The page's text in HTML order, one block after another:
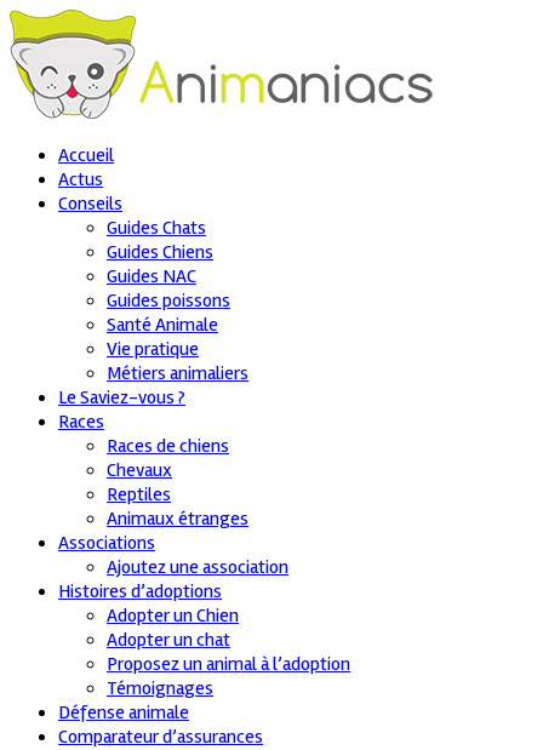
Accueil
Actus
Conseils
Guides Chats
Guides Chiens
Guides NAC
Guides poissons
Santé Animale
Vie pratique
Métiers animaliers
Le Saviez-vous ?
Races
Races de chiens
Chevaux
Reptiles
Animaux étranges
Associations
Ajoutez une association
Histoires d’adoptions
Adopter un Chien
Adopter un chat
Proposez un animal à l’adoption
Témoignages
Défense animale
Comparateur d’assurances